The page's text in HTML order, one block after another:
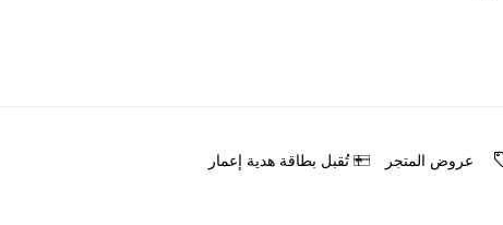
ﻋﺮﻭﺽ اﻟﻤﺘﺠﺮ ﺗُﻘﺒﻞ ﺑﻄﺎﻗﺔ ﻫﺪﻳﺔ ﺇﻋﻤﺎﺭ